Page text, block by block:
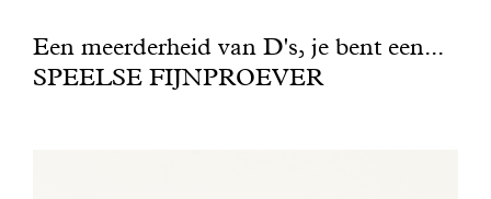
Een meerderheid van D's, je bent een...
SPEELSE FIJNPROEVER